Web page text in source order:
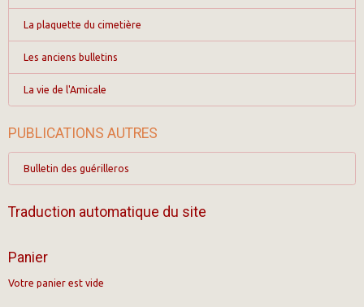
La plaquette du cimetière
Les anciens bulletins
La vie de l'Amicale
PUBLICATIONS AUTRES
Bulletin des guérilleros
Traduction automatique du site
Panier
Votre panier est vide